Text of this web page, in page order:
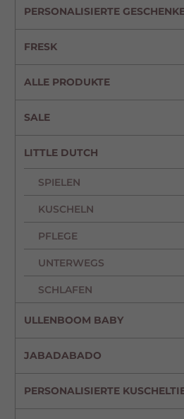
PERSONALISIERTE
FRESK
ALLE PRODUKTE
SALE
LITTLE DUTCH
SPIELEN
KUSCHELN
PFLEGE
UNTERWEGS
SCHLAFEN
ULLENBOOM BABY
JABADABADO
PERSONALISIERTE